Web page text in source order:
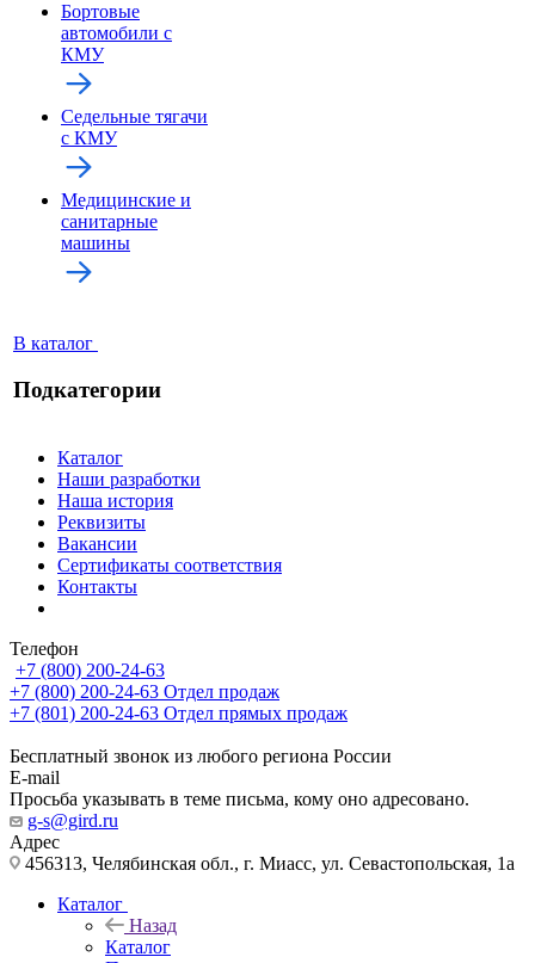
Бортовые
автомобили с
КМУ
Седельные тягачи
с КМУ
Медицинские и
санитарные
машины
В каталог
Подкатегории
Каталог
Наши разработки
Наша история
Реквизиты
Вакансии
Сертификаты соответствия
Контакты
Телефон
+7 (800) 200-24-63
+7 (800) 200-24-63 Отдел продаж
+7 (801) 200-24-63 Отдел прямых продаж
Бесплатный звонок из любого региона России
E-mail
Просьба указывать в теме письма, кому оно адресовано.
g-s@gird.ru
Адрес
456313, Челябинская обл., г. Миасс, ул. Севастопольская, 1а
Каталог
Назад
Каталог